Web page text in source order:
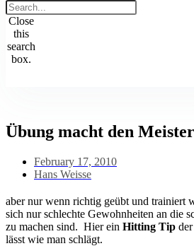
Close
this
search
box.
Übung macht den
February 17, 2010
Hans Weisse
aber nur wenn richtig geübt und trainiert
sich nur schlechte Gewohnheiten an die
zu machen sind. Hier ein Hitting Tip
lässt wie man schlägt.